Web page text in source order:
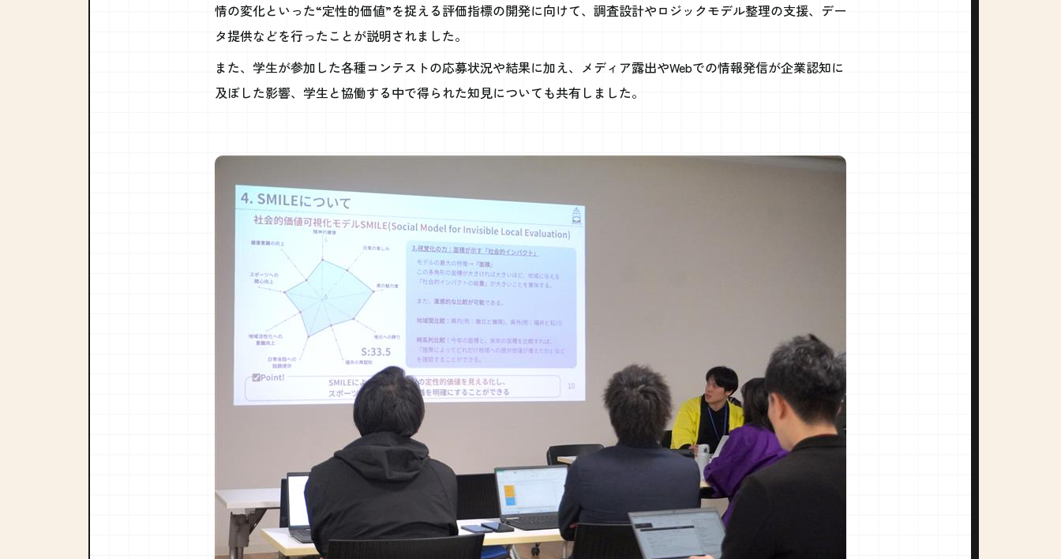
情の変化といった“定性的価値”を捉える評価指標の開発に向けて、調査設計やロジックモデル整理の支援、デー
タ提供などを行ったことが説明されました。
また、学生が参加した各種コンテストの応募状況や結果に加え、メディア露出やWebでの情報発信が企業認知に
及ぼした影響、学生と協働する中で得られた知見についても共有しました。